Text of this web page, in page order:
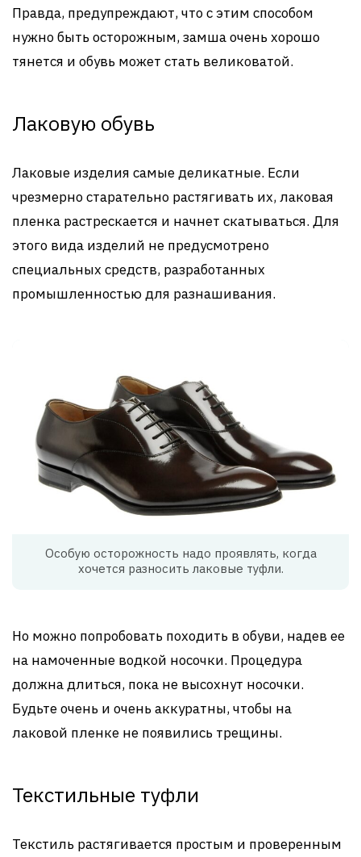
Правда, предупреждают, что с этим способом
нужно быть осторожным, замша очень хорошо
тянется и обувь может стать великоватой.
Лаковую обувь
Лаковые изделия самые деликатные. Если
чрезмерно старательно растягивать их, лаковая
пленка растрескается и начнет скатываться. Для
этого вида изделий не предусмотрено
специальных средств, разработанных
промышленностью для разнашивания.
Особую осторожность надо проявлять, когда
хочется разносить лаковые туфли.
Но можно попробовать походить в обуви, надев ее
на намоченные водкой носочки. Процедура
должна длиться, пока не высохнут носочки.
Будьте очень и очень аккуратны, чтобы на
лаковой пленке не появились трещины.
Текстильные туфли
Текстиль растягивается простым и проверенным